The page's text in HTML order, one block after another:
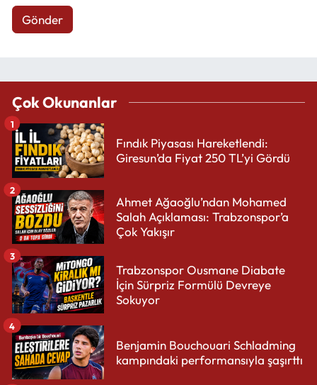
Gönder
Çok Okunanlar
Fındık Piyasası Hareketlendi:
Giresun’da Fiyat 250 TL’yi Gördü
1
Ahmet Ağaoğlu’ndan Mohamed
Salah Açıklaması: Trabzonspor’a
Çok Yakışır
2
Trabzonspor Ousmane Diabate
İçin Sürpriz Formülü Devreye
Sokuyor
3
Benjamin Bouchouari Schladming
kampındaki performansıyla şaşırttı
4